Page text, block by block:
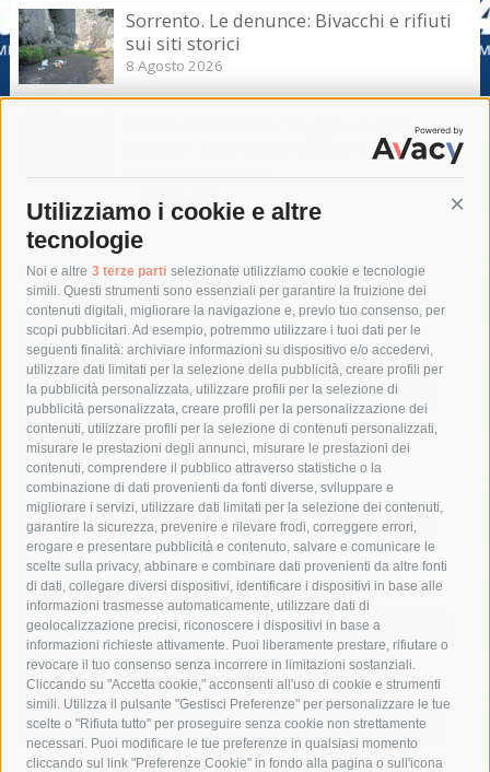
Utilizziamo i cookie e altre
tecnologie
Noi e altre 3 terze parti selezionate utilizziamo cookie e tecnologie
simili. Questi strumenti sono essenziali per garantire la fruizione dei
contenuti digitali, migliorare la navigazione e, previo tuo consenso, per
scopi pubblicitari. Ad esempio, potremmo utilizzare i tuoi dati per le
seguenti finalità: archiviare informazioni su dispositivo e/o accedervi,
utilizzare dati limitati per la selezione della pubblicità, creare profili per
la pubblicità personalizzata, utilizzare profili per la selezione di
pubblicità personalizzata, creare profili per la personalizzazione dei
contenuti, utilizzare profili per la selezione di contenuti personalizzati,
misurare le prestazioni degli annunci, misurare le prestazioni dei
contenuti, comprendere il pubblico attraverso statistiche o la
combinazione di dati provenienti da fonti diverse, sviluppare e
migliorare i servizi, utilizzare dati limitati per la selezione dei contenuti,
garantire la sicurezza, prevenire e rilevare frodi, correggere errori,
erogare e presentare pubblicità e contenuto, salvare e comunicare le
scelte sulla privacy, abbinare e combinare dati provenienti da altre fonti
di dati, collegare diversi dispositivi, identificare i dispositivi in base alle
informazioni trasmesse automaticamente, utilizzare dati di
geolocalizzazione precisi, riconoscere i dispositivi in base a
informazioni richieste attivamente. Puoi liberamente prestare, rifiutare o
revocare il tuo consenso senza incorrere in limitazioni sostanziali.
Cliccando su "Accetta cookie," acconsenti all'uso di cookie e strumenti
simili. Utilizza il pulsante "Gestisci Preferenze" per personalizzare le tue
scelte o "Rifiuta tutto" per proseguire senza cookie non strettamente
necessari. Puoi modificare le tue preferenze in qualsiasi momento
cliccando sul link "Preferenze Cookie" in fondo alla pagina o sull'icona
Sorrento. Le denunce: Bivacchi e rifiuti
sui siti storici
8 Agosto 2026
Nostra”, odio social contro la giunta.
Ipotesi denuncia
Tag
acqua allerta meteo
anas
area marina protetta di punta campanella
arresto
Asl Napoli 3 sud
capitaneria di porto capri
carabinieri
castellammare di stabia
circumvesuviana
comune di sorrento
concerto
contagi
costiera amalfitana
covid-19 eav
elezioni
fondazione sorrento
gori guardia costiera
incidente
lavori
lorenzo balducelli mare
massa lubrense
massimo coppola
Meta napoli
ordinanza
penisola sorrentina
piano di sorrento
polizia municipale
protezione civile
Regione Campania
sant'agnello
sindaco cuomo
sorrento studenti temporali
treni
turismo
Vico Equense villa fiorentino vincenzo de luca